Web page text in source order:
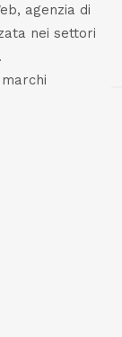
agenzia di
nei settori